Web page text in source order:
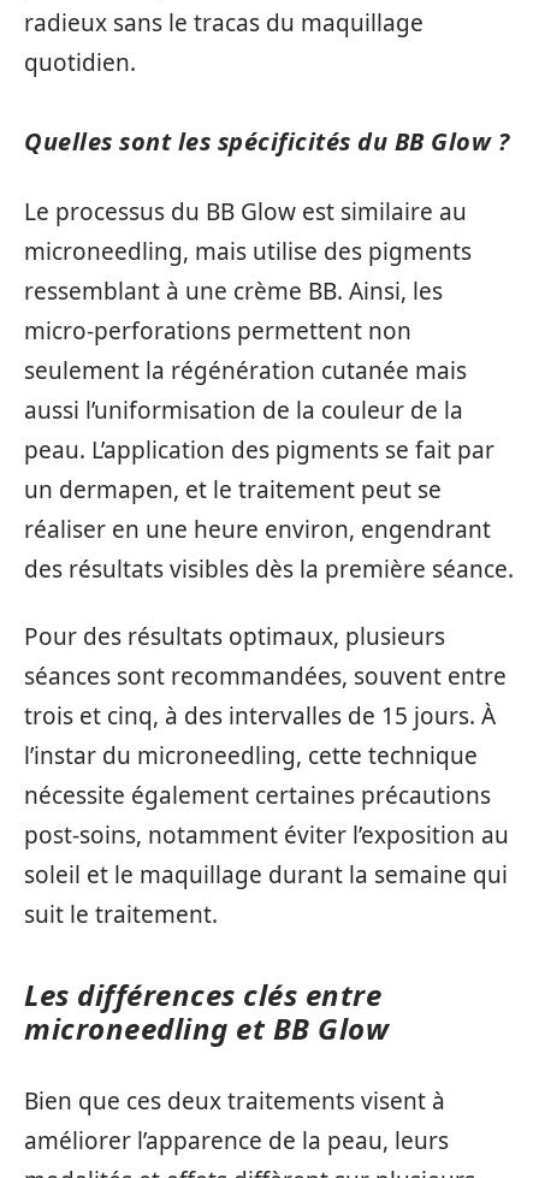
radieux sans le tracas du maquillage
quotidien.
Quelles sont les spécificités du BB Glow ?
Le processus du BB Glow est similaire au
microneedling, mais utilise des pigments
ressemblant à une crème BB. Ainsi, les
micro-perforations permettent non
seulement la régénération cutanée mais
aussi l’uniformisation de la couleur de la
peau. L’application des pigments se fait par
un dermapen, et le traitement peut se
réaliser en une heure environ, engendrant
des résultats visibles dès la première séance.
Pour des résultats optimaux, plusieurs
séances sont recommandées, souvent entre
trois et cinq, à des intervalles de 15 jours. À
l’instar du microneedling, cette technique
nécessite également certaines précautions
post-soins, notamment éviter l’exposition au
soleil et le maquillage durant la semaine qui
suit le traitement.
Les différences clés entre
microneedling et BB Glow
Bien que ces deux traitements visent à
améliorer l’apparence de la peau, leurs